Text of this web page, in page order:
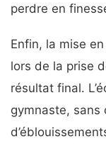
perdre en
Enfin, la mise en
lors de la prise
résultat final.
gymnaste, sans